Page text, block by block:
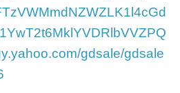
gdsale/gdsale